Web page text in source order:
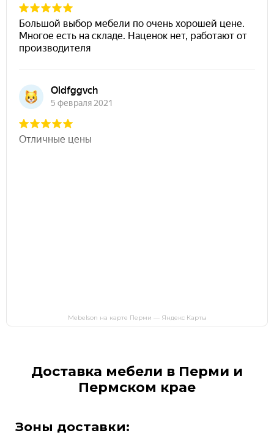
Mebelson на карте Перми — Яндекс Карты
Доставка мебели в Перми и
Пермском крае
Зоны доставки: